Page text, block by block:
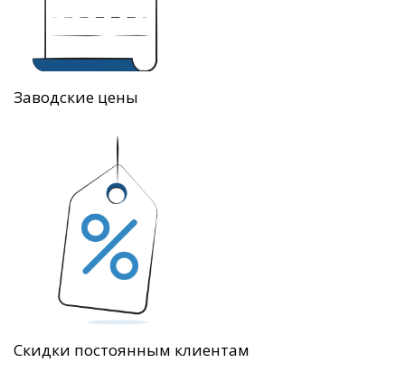
Заводские цены
Скидки постоянным клиентам